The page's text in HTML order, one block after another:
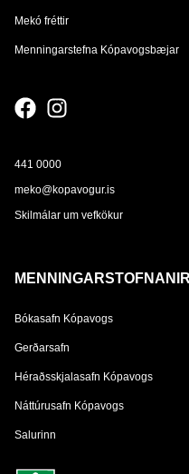
Mekó fréttir
Menningarstefna Kópavogsbæjar
441 0000
meko@kopavogur.is
Skilmálar um vefkökur
MENNINGARSTOFNANIR
Bókasafn Kópavogs
Gerðarsafn
Héraðsskjalasafn Kópavogs
Náttúrusafn Kópavogs
Salurinn